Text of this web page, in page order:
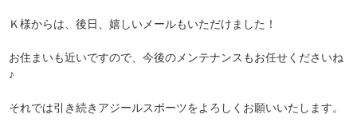
Ｋ様からは、後日、嬉しいメールもいただけました！
お住まいも近いですので、今後のメンテナンスもお任せくださいね
♪
それでは引き続きアジールスポーツをよろしくお願いいたします。